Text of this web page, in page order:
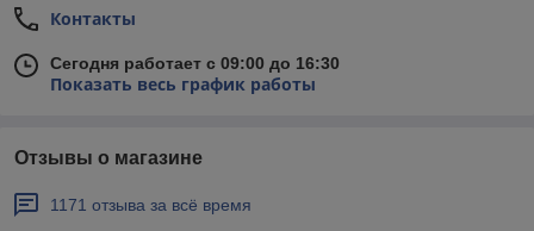
Контакты
Сегодня работает с 09:00 до 16:30
Показать весь график работы
Отзывы о магазине
1171 отзыва за всё время